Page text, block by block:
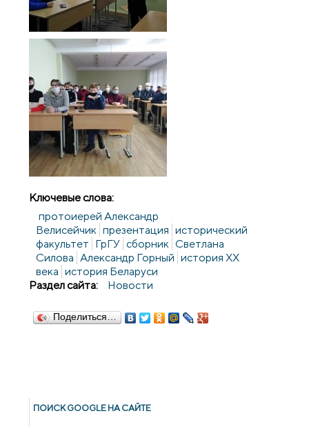
Ключевые слова:
протоиерей Александр
Велисейчик презентация исторический
факультет ГрГУ сборник Светлана
Силова Александр Горный история XX
века история Беларуси
Раздел сайта:
Новости
Поделиться…
ПОИСК GOОGLE НА САЙТЕ